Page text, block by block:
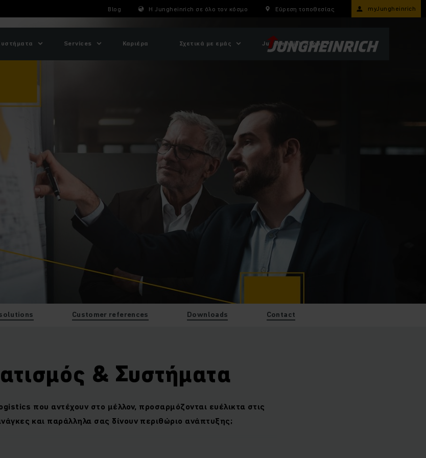
Blog Η Jungheinrich σε όλο τον κόσμο Εύρεση τοποθεσίας myJungheinrich
Services Καριέρα Σχετικά με εμάς Jungheinrich Shop
Customer references Downloads Contact
& Συστήματα
που αντέχουν στο μέλλον, προσαρμόζονται ευέλικτα στις
και παράλληλα σας δίνουν περιθώριο ανάπτυξης;